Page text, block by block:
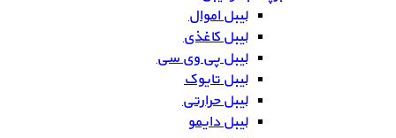
لیبل اموال
لیبل کاغذی
لیبل پی وی سی
لیبل تایوک
لیبل حرارتی
لیبل دایمو